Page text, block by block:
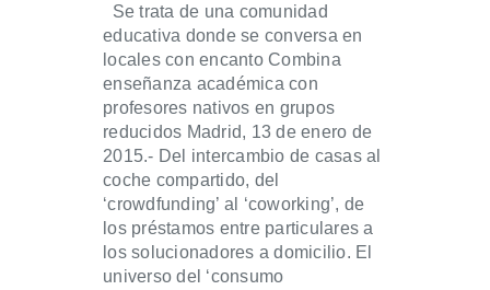
Se trata de una comunidad
educativa donde se conversa en
locales con encanto Combina
enseñanza académica con
profesores nativos en grupos
reducidos Madrid, 13 de enero de
2015.- Del intercambio de casas al
coche compartido, del
‘crowdfunding’ al ‘coworking’, de
los préstamos entre particulares a
los solucionadores a domicilio. El
universo del ‘consumo